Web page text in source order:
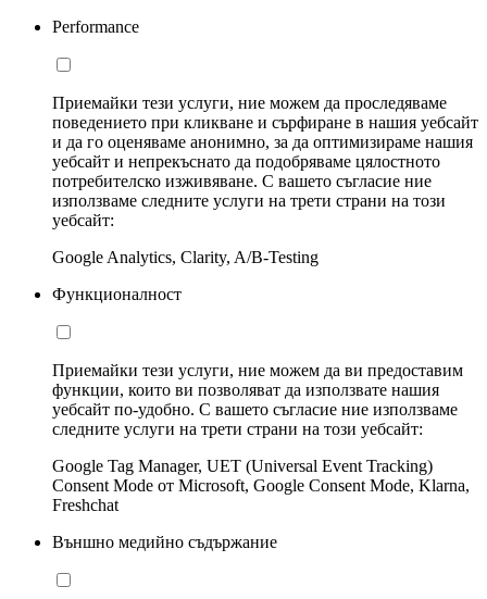
Performance
Приемайки тези услуги, ние можем да проследяваме
поведението при кликване и сърфиране в нашия уебсайт
и да го оценяваме анонимно, за да оптимизираме нашия
уебсайт и непрекъснато да подобряваме цялостното
потребителско изживяване. С вашето съгласие ние
използваме следните услуги на трети страни на този
уебсайт:
Google Analytics, Clarity, A/B-Testing
Функционалност
Приемайки тези услуги, ние можем да ви предоставим
функции, които ви позволяват да използвате нашия
уебсайт по-удобно. С вашето съгласие ние използваме
следните услуги на трети страни на този уебсайт:
Google Tag Manager, UET (Universal Event Tracking)
Consent Mode от Microsoft, Google Consent Mode, Klarna,
Freshchat
Външно медийно съдържание